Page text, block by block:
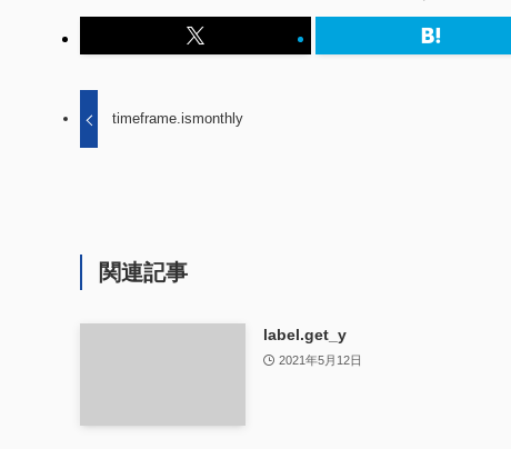
timeframe.ismonthly
関連記事
label.get_y
2021年5月12日